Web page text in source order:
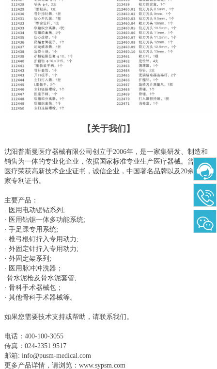
【关于我们】
沈阳普斯曼医疗器械有限公司创立于2006年，是一家集研发、制造和
销售为一体的专业化企业，依据国家标准专业生产医疗器械。普斯曼
医疗荣获高新技术企业证书，诚信企业，中国著名品牌以及20余项国
家专利证书。
主要产品：
· 医用电动锯钻系列;
· 医用钻锯一体多功能系统;
· 手足踝专用系统;
· 椎弓根钉拧入专用动力;
· 外固定针拧入专用动力;
· 外固定架系列;
· 医用脉冲冲洗器；
·骨水泥枪及骨水泥套管;
· 骨科手术器械包；
· 其他骨科手术器械等。
如果您需要技术支持或帮助，请联系我们。
电话：400-100-3055
传真：024-2351 9517
邮箱: info@pusm-medical.com
更多产品详情，请浏览：www.sypsm.com